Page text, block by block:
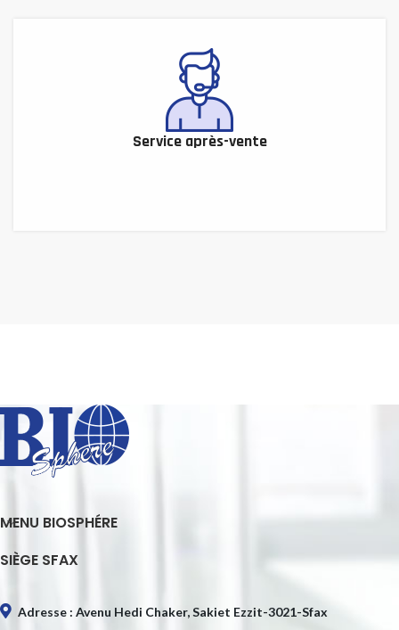
Service après-vente
MENU BIOSPHÉRE
SIÈGE SFAX
Adresse : Avenu Hedi Chaker, Sakiet Ezzit-3021-Sfax